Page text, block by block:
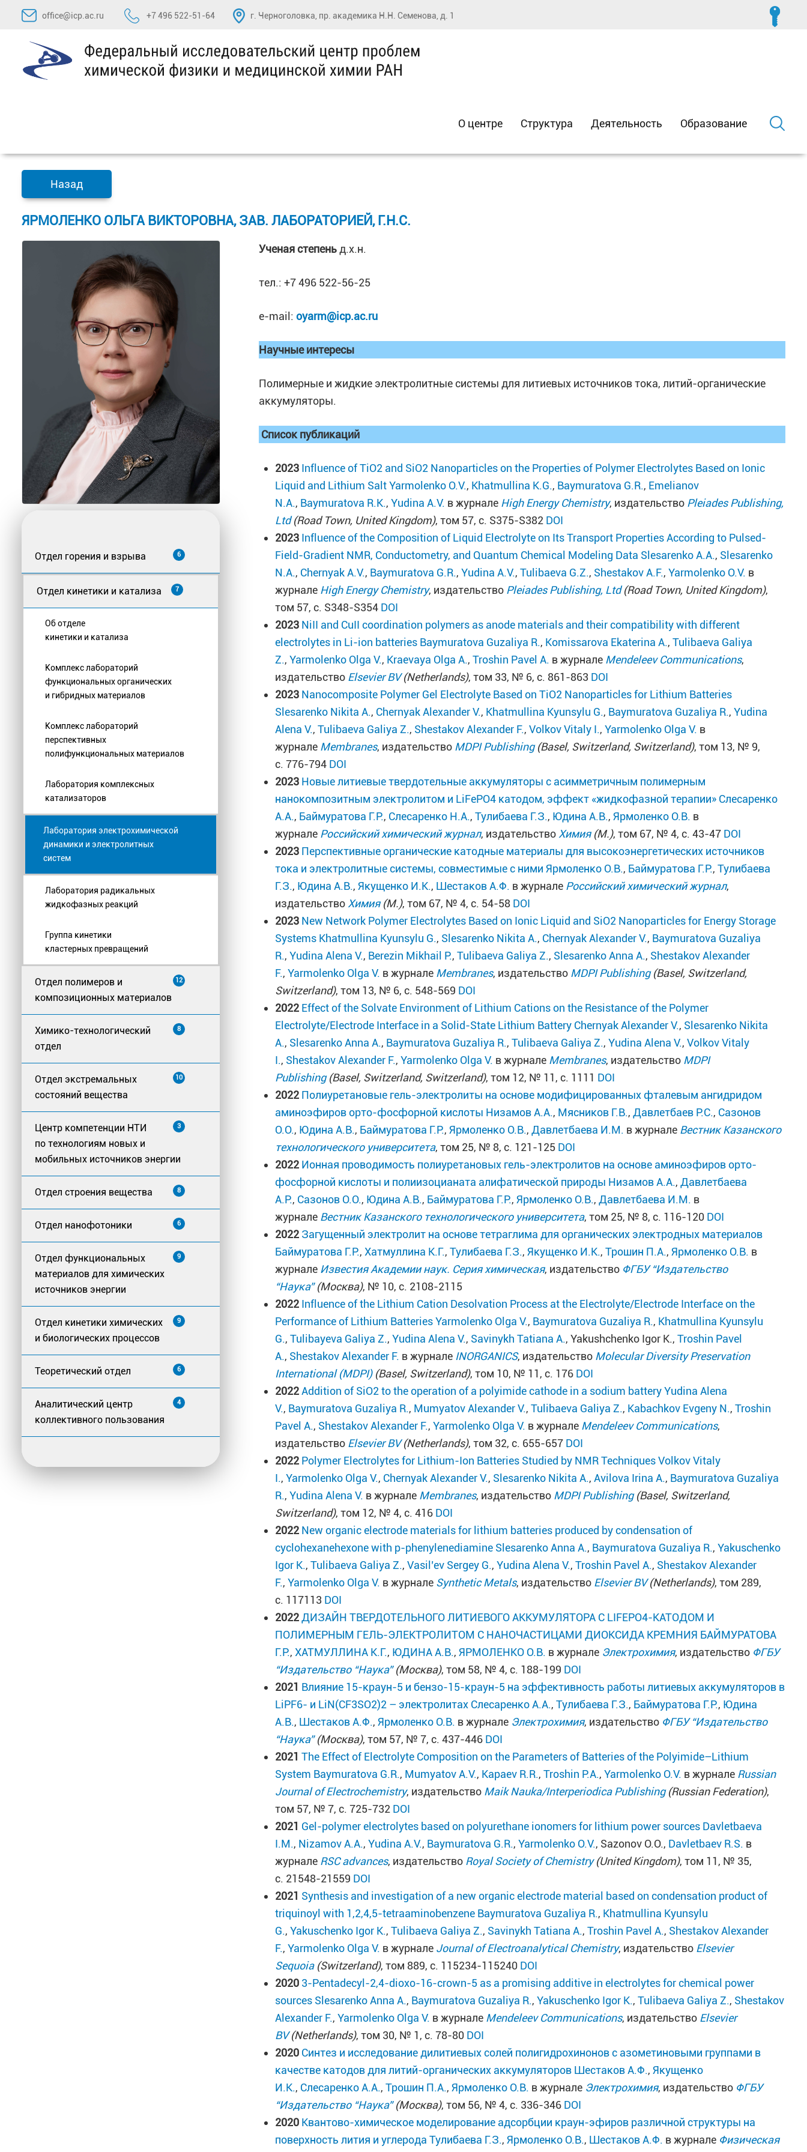
Перейти
содержимому
office@icp.ac.ru +7 496 522-51-64 г. Черноголовка, пр. академика Н.Н. Семенова, д. 1
О центре Структура Деятельность Образование
Назад
ЯРМОЛЕНКО ОЛЬГА ВИКТОРОВНА, ЗАВ. ЛАБОРАТОРИЕЙ, Г.Н.С.
Отдел горения и взрыва 6
Отдел кинетики и катализа 7
Об отделе
кинетики и катализа
Комплекс лабораторий
функциональных органических
и гибридных материалов
Комплекс лабораторий
перспективных
полифункциональных материалов
Лаборатория комплексных
катализаторов
Лаборатория электрохимической
динамики и электролитных
систем
Лаборатория радикальных
жидкофазных реакций
Группа кинетики
кластерных превращений
Отдел полимеров и
композиционных материалов
12
Химико-технологический
отдел
8
Отдел экстремальных
состояний вещества
10
Центр компетенции НТИ
по технологиям новых и
мобильных источников энергии
3
Отдел строения вещества 8
Отдел нанофотоники 6
Отдел функциональных
материалов для химических
источников энергии
9
Отдел кинетики химических
и биологических процессов
9
Теоретический отдел 6
Аналитический центр
коллективного пользования
4
Ученая степеньд.х.н.
тел.: +7 496 522-56-25
e-mail:oyarm@icp.ac.ru
Научные интересы
Полимерные и жидкие электролитные системы для литиевых источников тока, литий-органические
аккумуляторы.
Список публикаций
2023 Influence of TiO2 and SiO2 Nanoparticles on the Properties of Polymer Electrolytes Based on Ionic
Liquid and Lithium SaltYarmolenko O.V., Khatmullina K.G., Baymuratova G.R., Emelianov
N.A., Baymuratova R.K.,Yudina A.V. в журнале High Energy Chemistry, издательство Pleiades Publishing,
Ltd(Road Town, United Kingdom), том 57, с. S375-S382 DOI
2023 Influence of the Composition of Liquid Electrolyte on Its Transport Properties According to Pulsed-
Field-Gradient NMR, Conductometry, and Quantum Chemical Modeling Data Slesarenko A.A., Slesarenko
N.A., Chernyak A.V., Baymuratova G.R.,Yudina A.V.,Tulibaeva G.Z., Shestakov A.F.,Yarmolenko O.V. в
журнале High Energy Chemistry, издательство Pleiades Publishing, Ltd(Road Town, United Kingdom),
том 57, с. S348-S354 DOI
2023 NiII and CuII coordination polymers as anode materials and their compatibility with different
electrolytes in Li-ion batteries Baymuratova Guzaliya R., Komissarova Ekaterina A.,Tulibaeva Galiya
Z.,Yarmolenko Olga V., Kraevaya Olga A.,Troshin Pavel A. в журнале Mendeleev Communications,
издательство Elsevier BV(Netherlands), том 33, № 6, с. 861-863 DOI
2023 Nanocomposite Polymer Gel Electrolyte Based on TiO2 Nanoparticles for Lithium Batteries
Slesarenko Nikita A., Chernyak Alexander V., Khatmullina Kyunsylu G., Baymuratova Guzaliya R.,Yudina
Alena V.,Tulibaeva Galiya Z., Shestakov Alexander F.,Volkov Vitaly I.,Yarmolenko Olga V. в
журнале Membranes, издательство MDPI Publishing(Basel, Switzerland, Switzerland), том 13, № 9,
с. 776-794 DOI
2023 Новые литиевые твердотельные аккумуляторы с асимметричным полимерным
нанокомпозитным электролитом и LiFePO4 катодом, эффект «жидкофазной терапии» Слесаренко
А.А., Баймуратова Г.Р., Слесаренко Н.А.,Тулибаева Г.З., Юдина А.В.,Ярмоленко О.В. в
журнале Российский химический журнал, издательство Химия(М.), том 67, № 4, с. 43-47 DOI
2023 Перспективные органические катодные материалы для высокоэнергетических источников
тока и электролитные системы, совместимые с ними Ярмоленко О.В., Баймуратова Г.Р.,Тулибаева
Г.З., Юдина А.В.,Якущенко И.К., Шестаков А.Ф. в журнале Российский химический журнал,
издательство Химия(М.), том 67, № 4, с. 54-58 DOI
2023 New Network Polymer Electrolytes Based on Ionic Liquid and SiO2 Nanoparticles for Energy Storage
Systems Khatmullina Kyunsylu G., Slesarenko Nikita A., Chernyak Alexander V., Baymuratova Guzaliya
R.,Yudina Alena V., Berezin Mikhail P.,Tulibaeva Galiya Z., Slesarenko Anna A., Shestakov Alexander
F.,Yarmolenko Olga V. в журнале Membranes, издательство MDPI Publishing(Basel, Switzerland,
Switzerland), том 13, № 6, с. 548-569 DOI
2022 Effect of the Solvate Environment of Lithium Cations on the Resistance of the Polymer
Electrolyte/Electrode Interface in a Solid-State Lithium Battery Chernyak Alexander V., Slesarenko Nikita
A., Slesarenko Anna A., Baymuratova Guzaliya R.,Tulibaeva Galiya Z.,Yudina Alena V.,Volkov Vitaly
I., Shestakov Alexander F.,Yarmolenko Olga V. в журнале Membranes, издательство MDPI
Publishing(Basel, Switzerland, Switzerland), том 12, № 11, с. 1111 DOI
2022 Полиуретановые гель-электролиты на основе модифицированных фталевым ангидридом
аминоэфиров орто-фосфорной кислоты Низамов А.А., Мясников Г.В.,Давлетбаев Р.С., Сазонов
О.О., Юдина А.В., Баймуратова Г.Р.,Ярмоленко О.В.,Давлетбаева И.М. в журнале Вестник Казанского
технологического университета, том 25, № 8, с. 121-125 DOI
2022 Ионная проводимость полиуретановых гель-электролитов на основе аминоэфиров орто-
фосфорной кислоты и полиизоцианата алифатической природы Низамов А.А.,Давлетбаева
А.Р., Сазонов О.О., Юдина А.В., Баймуратова Г.Р.,Ярмоленко О.В.,Давлетбаева И.М. в
журнале Вестник Казанского технологического университета, том 25, № 8, с. 116-120 DOI
2022 Загущенный электролит на основе тетраглима для органических электродных материалов
Баймуратова Г.Р., Хатмуллина К.Г.,Тулибаева Г.З.,Якущенко И.К.,Трошин П.А.,Ярмоленко О.В. в
журнале Известия Академии наук. Серия химическая, издательство ФГБУ “Издательство
“Наука”(Москва), № 10, с. 2108-2115
2022 Influence of the Lithium Cation Desolvation Process at the Electrolyte/Electrode Interface on the
Performance of Lithium BatteriesYarmolenko Olga V., Baymuratova Guzaliya R., Khatmullina Kyunsylu
G.,Tulibayeva Galiya Z.,Yudina Alena V., Savinykh Tatiana A., Yakushchenko Igor K.,Troshin Pavel
A., Shestakov Alexander F. в журнале INORGANICS, издательство Molecular Diversity Preservation
International (MDPI)(Basel, Switzerland), том 10, № 11, с. 176 DOI
2022Addition of SiO2 to the operation of a polyimide cathode in a sodium batteryYudina Alena
V., Baymuratova Guzaliya R., Mumyatov Alexander V.,Tulibaeva Galiya Z., Kabachkov Evgeny N.,Troshin
Pavel A., Shestakov Alexander F.,Yarmolenko Olga V. в журнале Mendeleev Communications,
издательство Elsevier BV(Netherlands), том 32, с. 655-657 DOI
2022 Polymer Electrolytes for Lithium-Ion Batteries Studied by NMR TechniquesVolkov Vitaly
I.,Yarmolenko Olga V., Chernyak Alexander V., Slesarenko Nikita A.,Avilova Irina A., Baymuratova Guzaliya
R.,Yudina Alena V. в журнале Membranes, издательство MDPI Publishing(Basel, Switzerland,
Switzerland), том 12, № 4, с. 416 DOI
2022 New organic electrode materials for lithium batteries produced by condensation of
cyclohexanehexone with p-phenylenediamine Slesarenko Anna A., Baymuratova Guzaliya R.,Yakuschenko
Igor K.,Tulibaeva Galiya Z.,Vasil’ev Sergey G.,Yudina Alena V.,Troshin Pavel A., Shestakov Alexander
F.,Yarmolenko Olga V. в журнале Synthetic Metals, издательство Elsevier BV(Netherlands), том 289,
с. 117113 DOI
2022ДИЗАЙН ТВЕРДОТЕЛЬНОГО ЛИТИЕВОГО АККУМУЛЯТОРА C LIFEPO4-КАТОДОМ И
ПОЛИМЕРНЫМ ГЕЛЬ-ЭЛЕКТРОЛИТОМ С НАНОЧАСТИЦАМИ ДИОКСИДА КРЕМНИЯ БАЙМУРАТОВА
Г.Р., ХАТМУЛЛИНА К.Г., ЮДИНА А.В.,ЯРМОЛЕНКО О.В. в журнале Электрохимия, издательство ФГБУ
“Издательство “Наука”(Москва), том 58, № 4, с. 188-199 DOI
2021 Влияние 15-краун-5 и бензо-15-краун-5 на эффективность работы литиевых аккумуляторов в
LiPF6- и LiN(CF3SO2)2 – электролитах Слесаренко А.А.,Тулибаева Г.З., Баймуратова Г.Р., Юдина
А.В., Шестаков А.Ф.,Ярмоленко О.В. в журнале Электрохимия, издательство ФГБУ “Издательство
“Наука”(Москва), том 57, № 7, с. 437-446 DOI
2021The Effect of Electrolyte Composition on the Parameters of Batteries of the Polyimide–Lithium
System Baymuratova G.R., Mumyatov A.V., Kapaev R.R.,Troshin P.A.,Yarmolenko O.V. в журнале Russian
Journal of Electrochemistry, издательство Maik Nauka/Interperiodica Publishing(Russian Federation),
том 57, № 7, с. 725-732 DOI
2021 Gel-polymer electrolytes based on polyurethane ionomers for lithium power sources Davletbaeva
I.M., Nizamov A.A.,Yudina A.V., Baymuratova G.R.,Yarmolenko O.V., Sazonov O.O., Davletbaev R.S. в
журнале RSC advances, издательство Royal Society of Chemistry(United Kingdom), том 11, № 35,
с. 21548-21559 DOI
2021 Synthesis and investigation of a new organic electrode material based on condensation product of
triquinoyl with 1,2,4,5-tetraaminobenzene Baymuratova Guzaliya R., Khatmullina Kyunsylu
G.,Yakuschenko Igor K.,Tulibaeva Galiya Z., Savinykh Tatiana A.,Troshin Pavel A., Shestakov Alexander
F.,Yarmolenko Olga V. в журнале Journal of Electroanalytical Chemistry, издательство Elsevier
Sequoia(Switzerland), том 889, с. 115234-115240 DOI
2020 3-Pentadecyl-2,4-dioxo-16-crown-5 as a promising additive in electrolytes for chemical power
sources Slesarenko Anna A., Baymuratova Guzaliya R.,Yakuschenko Igor K.,Tulibaeva Galiya Z., Shestakov
Alexander F.,Yarmolenko Olga V. в журнале Mendeleev Communications, издательство Elsevier
BV(Netherlands), том 30, № 1, с. 78-80 DOI
2020 Cинтез и исследование дилитиевых солей полигидрохинонов с азометиновыми группами в
качестве катодов для литий-органических аккумуляторов Шестаков А.Ф.,Якущенко
И.К., Слесаренко А.А.,Трошин П.А.,Ярмоленко О.В. в журнале Электрохимия, издательство ФГБУ
“Издательство “Наука”(Москва), том 56, № 4, с. 336-346 DOI
2020 Квантово-химическое моделирование адсорбции краун-эфиров различной структуры на
поверхность лития и углерода Тулибаева Г.З.,Ярмоленко О.В., Шестаков А.Ф. в журнале Физическая